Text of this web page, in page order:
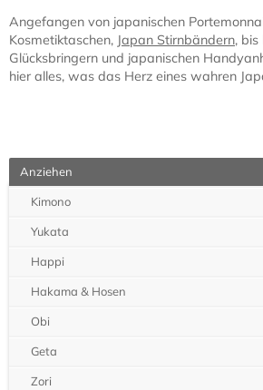
Angefangen von japanischen
Kosmetiktaschen, Japan Stirnbändern, bis
Glücksbringern und japanischen
hier alles, was das Herz eines wahren
Anziehen
Kimono
Yukata
Happi
Hakama & Hosen
Obi
Geta
Zori